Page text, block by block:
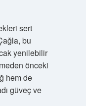
sert
bu
yenilebilir
önceki
hem de
güveç ve